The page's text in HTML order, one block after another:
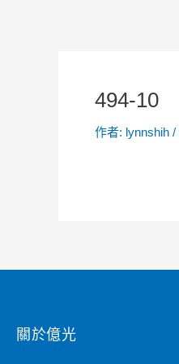
494-10
作者: lynnshih /
關於億光